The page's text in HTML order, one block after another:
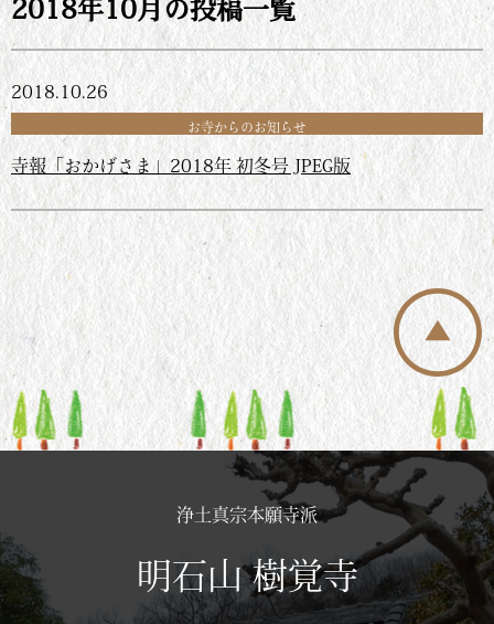
2018年10月の投稿一覧
2018.10.26
お寺からのお知らせ
寺報「おかげさま」2018年 初冬号 JPEG版
浄土真宗本願寺派
明石山 樹覚寺